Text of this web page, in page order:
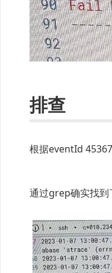
排查
根据eventId
通过grep确实找到